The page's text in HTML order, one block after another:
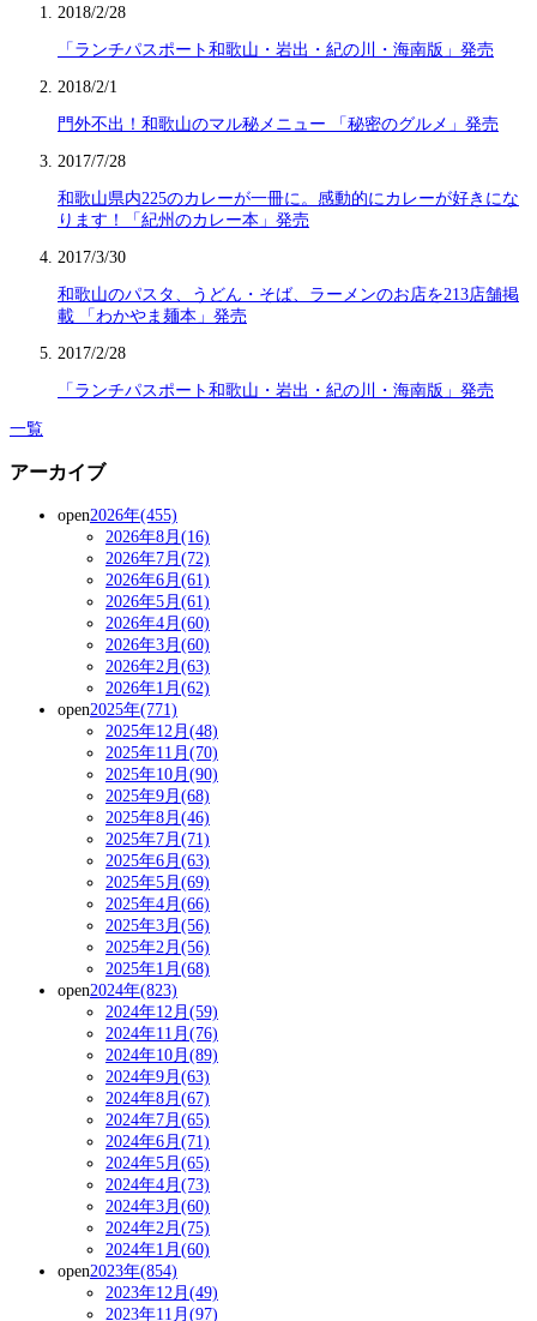
2018/2/28
「ランチパスポート和歌山・岩出・紀の川・海南版」発売
2018/2/1
門外不出！和歌山のマル秘メニュー 「秘密のグルメ」発売
2017/7/28
和歌山県内225のカレーが一冊に。感動的にカレーが好きにな
ります！「紀州のカレー本」発売
2017/3/30
和歌山のパスタ、うどん・そば、ラーメンのお店を213店舗掲
載 「わかやま麺本」発売
2017/2/28
「ランチパスポート和歌山・岩出・紀の川・海南版」発売
一覧
アーカイブ
open2026年(455)
2026年8月(16)
2026年7月(72)
2026年6月(61)
2026年5月(61)
2026年4月(60)
2026年3月(60)
2026年2月(63)
2026年1月(62)
open2025年(771)
2025年12月(48)
2025年11月(70)
2025年10月(90)
2025年9月(68)
2025年8月(46)
2025年7月(71)
2025年6月(63)
2025年5月(69)
2025年4月(66)
2025年3月(56)
2025年2月(56)
2025年1月(68)
open2024年(823)
2024年12月(59)
2024年11月(76)
2024年10月(89)
2024年9月(63)
2024年8月(67)
2024年7月(65)
2024年6月(71)
2024年5月(65)
2024年4月(73)
2024年3月(60)
2024年2月(75)
2024年1月(60)
open2023年(854)
2023年12月(49)
2023年11月(97)